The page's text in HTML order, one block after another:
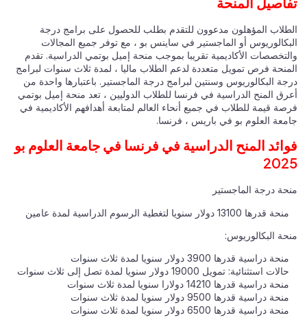
الطلاب المؤهلون مدعوون للتقدم بطلب للحصول على برامج درجة
البكالوريوس أو الماجستير في ساينس بو ، مع توفر جميع المجالات
والتخصصات الأكاديمية تقريبا بموجب منحة إميل بوتمي الدراسية. تقدم
المنحة فرص تمويل متعددة لدعم الطلاب ماليا ، لمدة ثلاث سنوات لبرامج
درجة البكالوريوس وسنتين لبرامج درجة الماجستير. باعتبارها واحدة من
أعرق المنح الدراسية في فرنسا للطلاب الدوليين ، تعد منحة إميل بوتمي
فرصة قيمة للطلاب في جميع أنحاء العالم لمتابعة أهدافهم الأكاديمية في
جامعة العلوم بو في باريس ، فرنسا.
فوائد المنح الدراسية في فرنسا في جامعة العلوم بو
2025
منحة درجة الماجستير
منحة قدرها 13100 دولار سنويا لتغطية الرسوم الدراسية لمدة عامين
منحة البكالوريوس:
منحة دراسية قدرها 3900 دولار سنويا لمدة ثلاث سنوات
حالات استثنائية: تمويل 19000 دولار سنويا لمدة تصل إلى ثلاث سنوات
منحة دراسية قدرها 14210 دولارا سنويا لمدة ثلاث سنوات
منحة دراسية قدرها 9500 دولار سنويا لمدة ثلاث سنوات
منحة دراسية قدرها 6500 دولار سنويا لمدة ثلاث سنوات